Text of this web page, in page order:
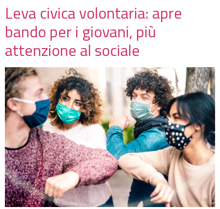
Leva civica volontaria: apre
bando per i giovani, più
attenzione al sociale